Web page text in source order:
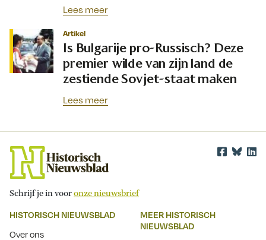
Lees meer
Artikel
Is Bulgarije pro-Russisch? Deze
premier wilde van zijn land de
zestiende Sovjet-staat maken
Lees meer
Schrijf je in vooronze nieuwsbrief
HISTORISCH NIEUWSBLAD
Over ons
MEER HISTORISCH
NIEUWSBLAD